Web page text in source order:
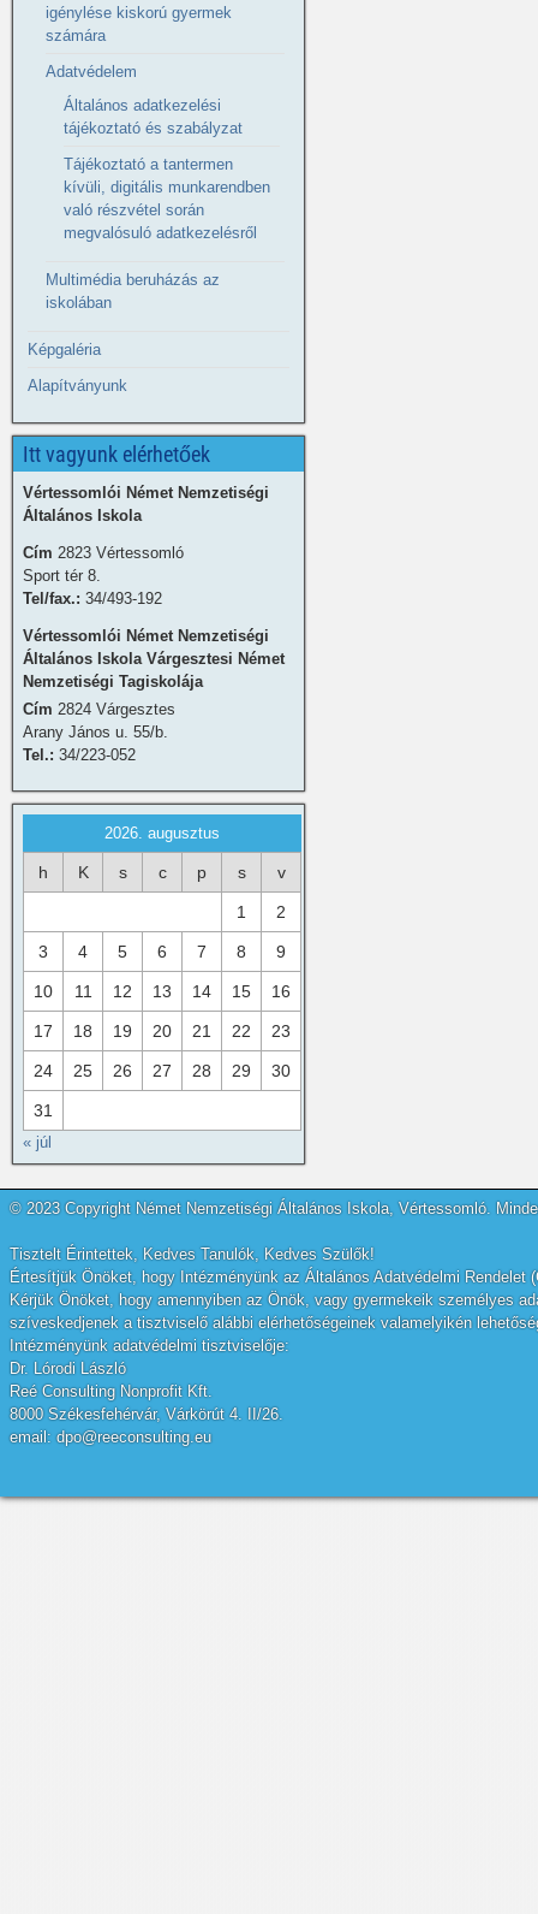
igénylése kiskorú gyermek
számára
Adatvédelem
Általános adatkezelési
tájékoztató és szabályzat
Tájékoztató a tantermen
kívüli, digitális munkarendben
való részvétel során
megvalósuló adatkezelésről
Multimédia beruházás az
iskolában
Képgaléria
Alapítványunk
Itt vagyunk elérhetőek
Vértessomlói Német Nemzetiségi
Általános Iskola
Cím 2823 Vértessomló
Sport tér 8.
Tel/fax.: 34/493-192
Vértessomlói Német Nemzetiségi
Általános Iskola Várgesztesi Német
Nemzetiségi Tagiskolája
Cím 2824 Várgesztes
Arany János u. 55/b.
Tel.: 34/223-052
2026. augusztus
h K s c p s v
1 2
3 4 5 6 7 8 9
10 11 12 13 14 15 16
17 18 19 20 21 22 23
24 25 26 27 28 29 30
31
« júl
© 2023 Copyright Német Nemzetiségi Általános Iskola, Vértessomló.
Tisztelt Érintettek, Kedves Tanulók, Kedves Szülők!
Értesítjük Önöket, hogy Intézményünk az Általános Adatvédelmi
Kérjük Önöket, hogy amennyiben az Önök, vagy gyermekeik személyes
szíveskedjenek a tisztviselő alábbi elérhetőségeinek valamelyikén
Intézményünk adatvédelmi tisztviselője:
Dr. Lórodi László
Reé Consulting Nonprofit Kft.
8000 Székesfehérvár, Várkörút 4. II/26.
email: dpo@reeconsulting.eu